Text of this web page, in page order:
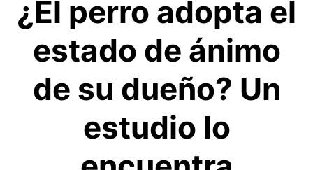
¿El perro adopta el
estado de ánimo
de su dueño? Un
estudio lo